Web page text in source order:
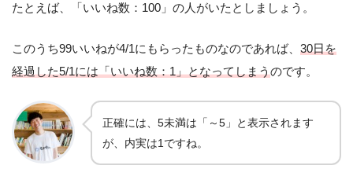
たとえば、「いいね数：100」の人がいたとしましょう。
このうち99いいねが4/1にもらったものなのであれば、 30日を
経過した5/1には「いいね数：1」となってしまう のです。
正確には、5未満は「～5」と表示されます
が、内実は1ですね。